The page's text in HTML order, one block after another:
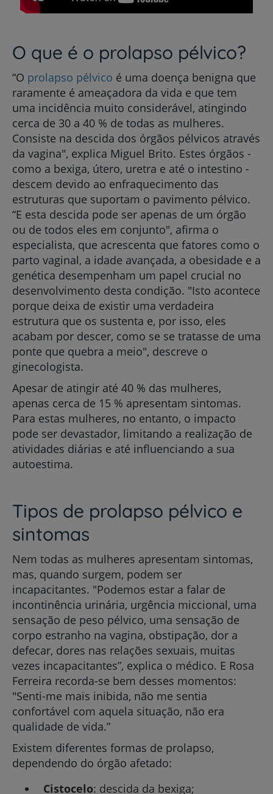
O que é o prolapso pélvico?
“O prolapso pélvico é uma doença benigna que
raramente é ameaçadora da vida e que tem
uma incidência muito considerável, atingindo
cerca de 30 a 40 % de todas as mulheres.
Consiste na descida dos órgãos pélvicos através
da vagina", explica Miguel Brito. Estes órgãos -
como a bexiga, útero, uretra e até o intestino -
descem devido ao enfraquecimento das
estruturas que suportam o pavimento pélvico.
“E esta descida pode ser apenas de um órgão
ou de todos eles em conjunto", afirma o
especialista, que acrescenta que fatores como o
parto vaginal, a idade avançada, a obesidade e a
genética desempenham um papel crucial no
desenvolvimento desta condição. "Isto acontece
porque deixa de existir uma verdadeira
estrutura que os sustenta e, por isso, eles
acabam por descer, como se se tratasse de uma
ponte que quebra a meio", descreve o
ginecologista.
Apesar de atingir até 40 % das mulheres,
apenas cerca de 15 % apresentam sintomas.
Para estas mulheres, no entanto, o impacto
pode ser devastador, limitando a realização de
atividades diárias e até influenciando a sua
autoestima.
Tipos de prolapso pélvico e
sintomas
Nem todas as mulheres apresentam sintomas,
mas, quando surgem, podem ser
incapacitantes. "Podemos estar a falar de
incontinência urinária, urgência miccional, uma
sensação de peso pélvico, uma sensação de
corpo estranho na vagina, obstipação, dor a
defecar, dores nas relações sexuais, muitas
vezes incapacitantes”, explica o médico. E Rosa
Ferreira recorda-se bem desses momentos:
"Senti-me mais inibida, não me sentia
confortável com aquela situação, não era
qualidade de vida.”
Existem diferentes formas de prolapso,
dependendo do órgão afetado:
Cistocelo: descida da bexiga;